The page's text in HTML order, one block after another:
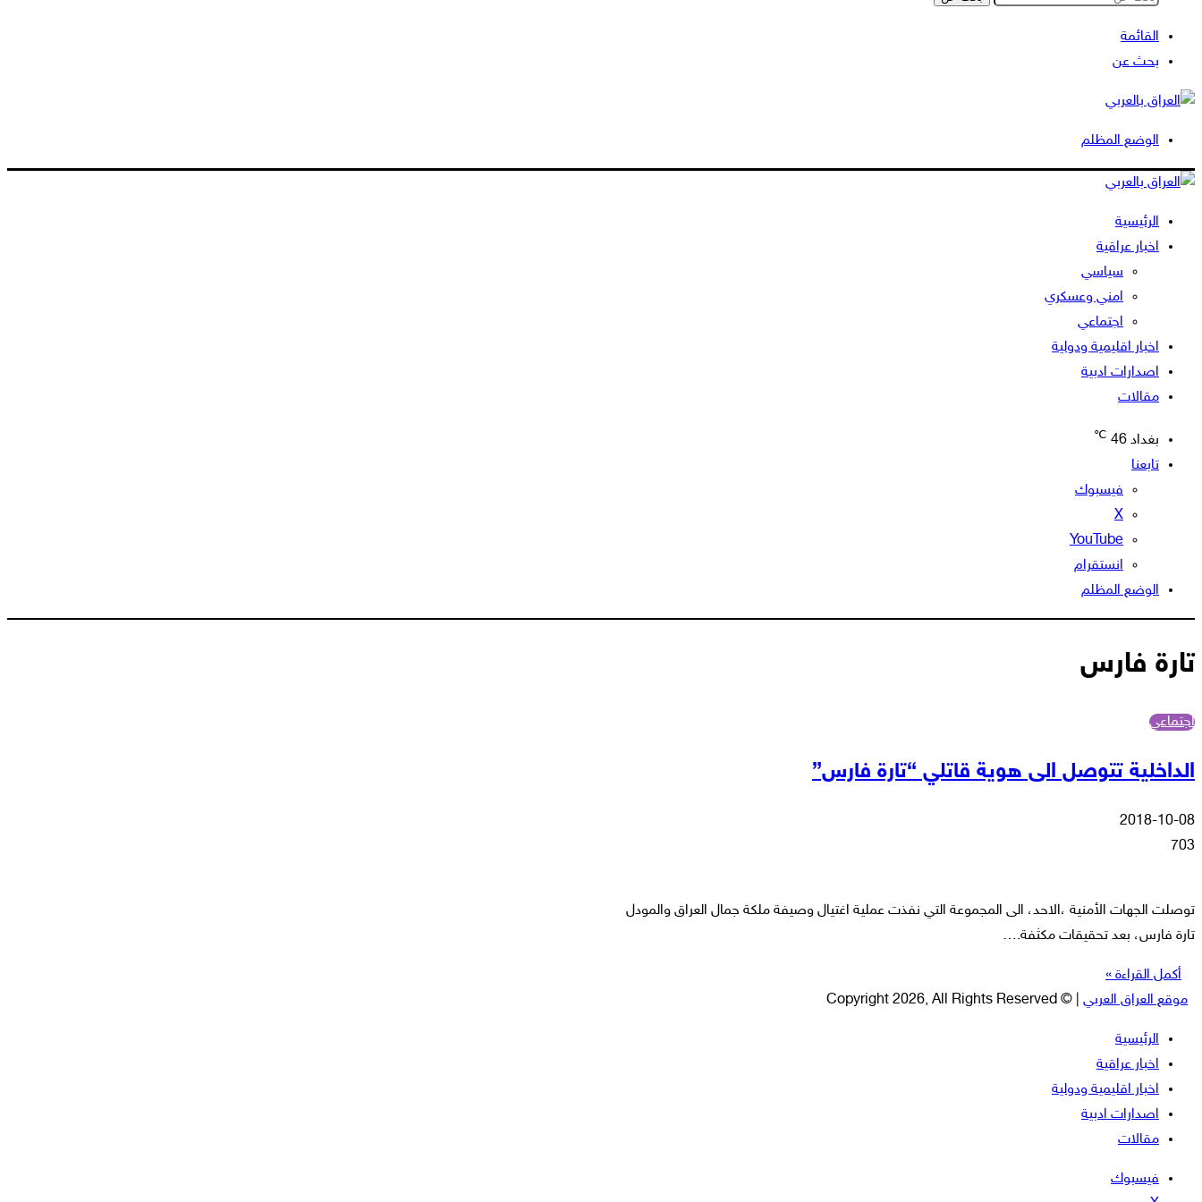
القائمة
بحث عن
الوضع المظلم
الرئيسية
اخبار عراقية
سياسي
امني وعسكري
اجتماعي
اخبار اقليمية ودولية
اصدارات ادبية
مقالات
بغداد 46
℃
تابعنا
فيسبوك
‫X
‫YouTube
انستقرام
الوضع المظلم
تارة فارس
اجتماعي
الداخلية تتوصل الى هوية قاتلي “تارة فارس”
2018-10-08
703
توصلت الجهات الأمنية ،الاحد، الى المجموعة التي نفذت عملية اغتيال وصيفة ملكة جمال العراق والمودل
تارة فارس، بعد تحقيقات مكثفة.…
أكمل القراءة »
موقع العراق العربي | © Copyright 2026, All Rights Reserved
الرئيسية
اخبار عراقية
اخبار اقليمية ودولية
اصدارات ادبية
مقالات
فيسبوك